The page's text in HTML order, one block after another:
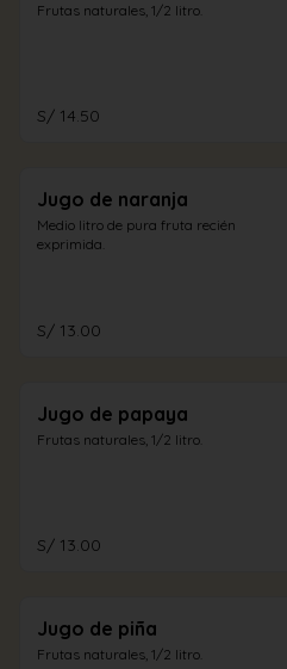
Frutas naturales, 1/2 litro.
S/ 14.50
Jugo de naranja
Medio litro de pura fruta recién
exprimida.
S/ 13.00
Jugo de papaya
Frutas naturales, 1/2 litro.
S/ 13.00
Jugo de piña
Frutas naturales, 1/2 litro.